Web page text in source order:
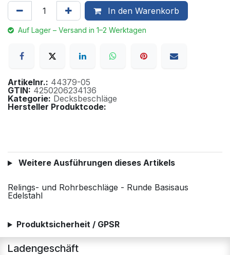
In den Warenkorb
Auf Lager – Versand in 1–2 Werktagen
Artikelnr.: 44379-05
GTIN: 4250206234136
Kategorie: Decksbeschläge
Hersteller Produktcode:
Weitere Ausführungen dieses Artikels
Relings- und Rohrbeschläge - Runde Basisaus
Edelstahl
Produktsicherheit / GPSR
Ladengeschäft